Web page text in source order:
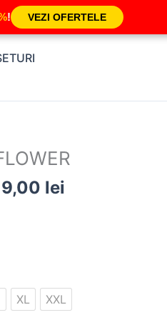
! VEZI OFERTELE
lei
Prețul
XL
XXL